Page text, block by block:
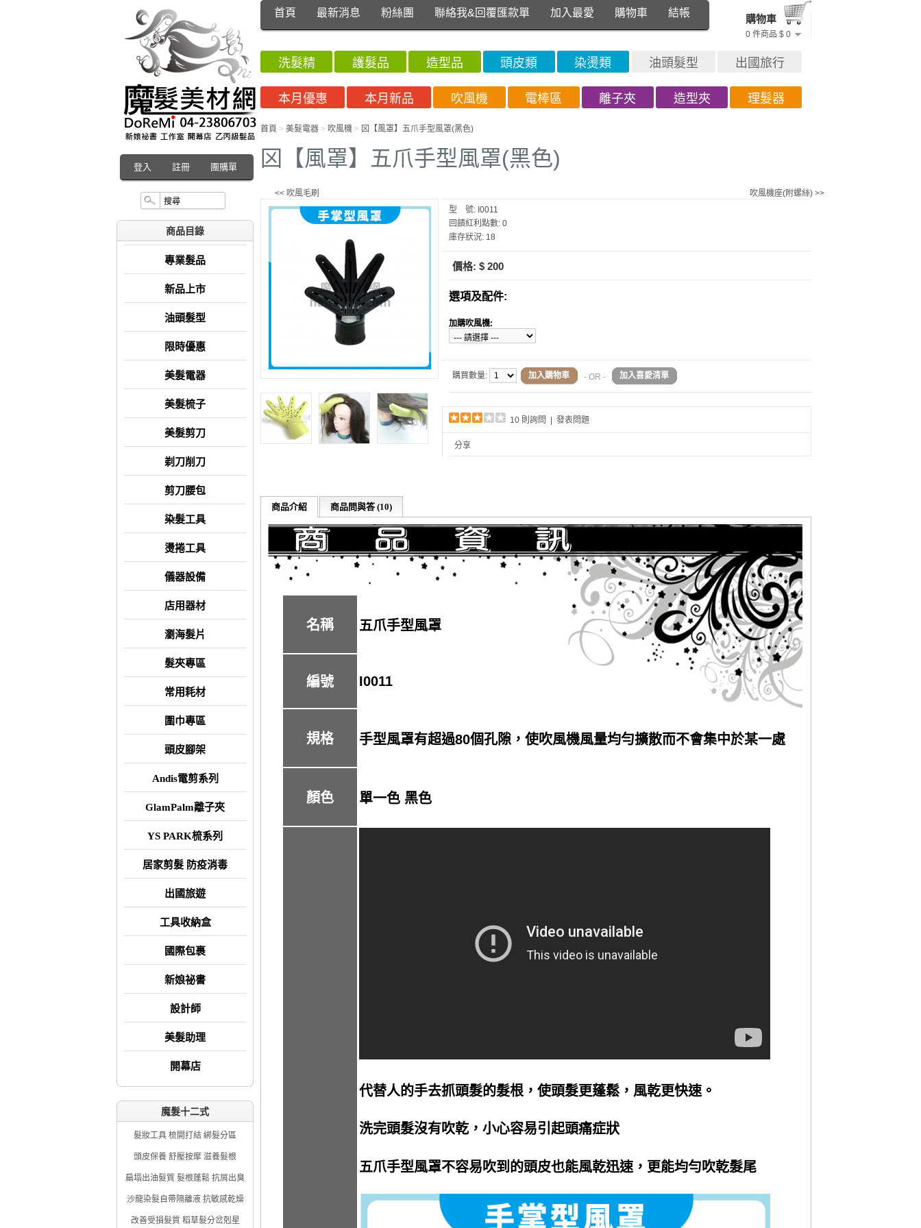
購物車
0 件商品 $ 0
登入 註冊 團購單
首頁 最新消息 粉絲團 聯絡我&回覆匯款單 加入最愛 購物車 結帳
商品目錄
專業髮品
新品上市
油頭髮型
限時優惠
美髮電器
美髮梳子
美髮剪刀
剃刀削刀
剪刀腰包
染髮工具
燙捲工具
儀器設備
店用器材
瀏海髮片
髮夾專區
常用耗材
圍巾專區
頭皮腳架
Andis電剪系列
GlamPalm離子夾
YS PARK梳系列
居家剪髮 防疫消毒
出國旅遊
工具收納盒
國際包裹
新娘祕書
設計師
美髮助理
開幕店
魔髮十二式
髮妝工具 梳開打結 綁髮分區
頭皮保養 舒壓按摩 滋養髮根
扁塌出油髮質 髮根蓬鬆 抗屑出臭
沙龍染髮自帶隔離液 抗敏感乾燥
改善受損髮質 稻草髮分岔剋星
洗髮精 護髮品 造型品 頭皮類 染燙類 油頭髮型
出國旅行
本月優惠
本月新品 吹風機 電棒區 離子夾 造型夾 理髮器
首頁 > 美髮電器 > 吹風機 > 龱【風罩】五爪手型風罩(黑色)
龱【風罩】五爪手型風罩(黑色)
<< 吹風毛刷
吹風機座(附螺絲) >>
型 號: I0011
回饋紅利點數: 0
庫存狀況: 18
價格: $ 200
選項及配件:
加購吹風機:
購買數量: 加入購物車 - OR - 加入喜愛清單
10 則詢問 發表問題
分享
商品介紹 商品問與答 (10)
名稱 五爪手型風罩
編號 I0011
規格 手型風罩有超過80個孔隙，使吹風機風量均勻擴散而不會集中於某一處
顏色 單一色 黑色
代替人的手去抓頭髮的髮根，使頭髮更蓬鬆，風乾更快速。
洗完頭髮沒有吹乾，小心容易引起頭痛症狀
五爪手型風罩不容易吹到的頭皮也能風乾迅速，更能均勻吹乾髮尾